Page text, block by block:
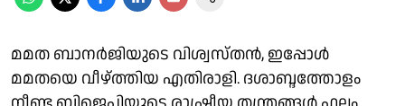
മമത ബാനര്‍ജിയുടെ വിശ്വസ്തന്‍, ഇപ്പോള്‍
മമതയെ വീഴ്ത്തിയ എതിരാളി. ദശാബ്ദത്തോളം